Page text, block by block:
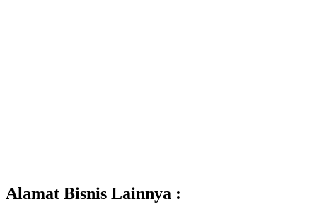
Alamat Bisnis Lainnya :